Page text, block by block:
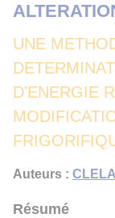
UNE
D'ENERGIE
Auteurs :
Résumé